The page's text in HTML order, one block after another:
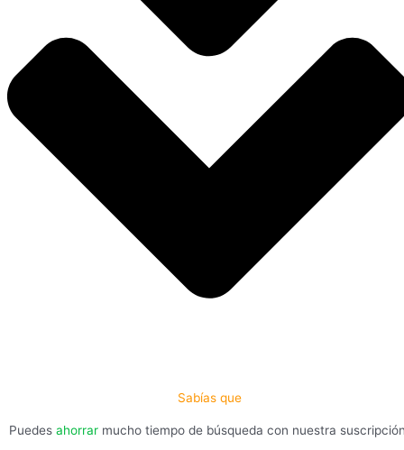
Sabías que
Puedes ahorrar mucho tiempo de búsqueda con nuestra